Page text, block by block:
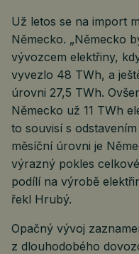
Už letos se na import
Německo. „Německo
vývozcem elektřiny,
vyvezlo 48 TWh, a
úrovni 27,5 TWh.
Německo už 11 TWh
to souvisí s
měsíční úrovni je
výrazný pokles
podílí na výrobě
řekl Hrubý.
Opačný vývoj
z dlouhodobého